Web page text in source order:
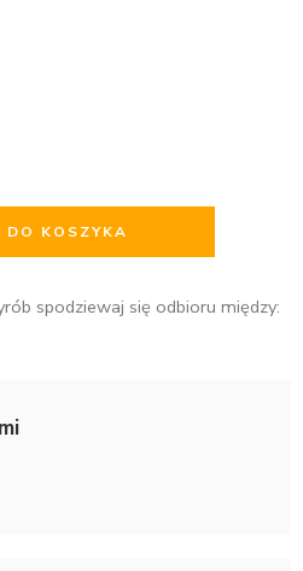
DO KOSZYKA
spodziewaj się odbioru między: